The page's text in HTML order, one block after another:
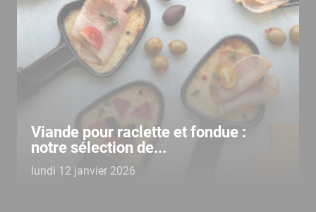
Viande pour raclette et fondue :
notre sélection de...
lundi 12 janvier 2026